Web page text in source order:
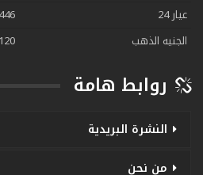
عيار 24
6446
الجنيه الذهب
روابط هامة
النشرة البريدية
من نحن